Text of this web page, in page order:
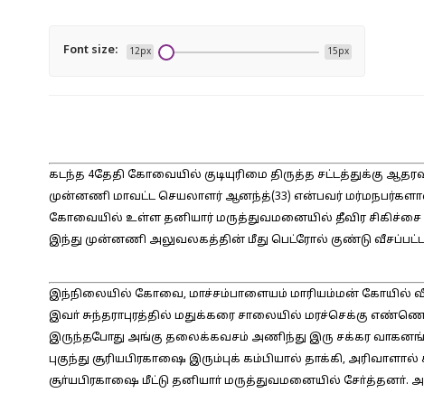
Font size: 12px 15px
கடந்த 4தேதி கோவையில் குடியுரிமை திருத்த சட்டத்துக்கு
முன்னணி மாவட்ட செயலாளர் ஆனந்த்(33) என்பவர்
கோவையில் உள்ள தனியார் மருத்துவமனையில் தீவிர
இந்து முன்னணி அலுவலகத்தின் மீது பெட்ரோல் குண்டு
இந்நிலையில் கோவை, மாச்சம்பாளையம் மாரியம்மன் கோயில்
இவா் சுந்தராபுரத்தில் மதுக்கரை சாலையில் மரச்செக்கு
இருந்தபோது அங்கு தலைக்கவசம் அணிந்து இரு சக்கர
புகுந்து சூரியபிரகாஷை இரும்புக் கம்பியால் தாக்கி,
சூா்யபிரகாஷை மீட்டு தனியாா் மருத்துவமனையில் சோ்த்தனா்.